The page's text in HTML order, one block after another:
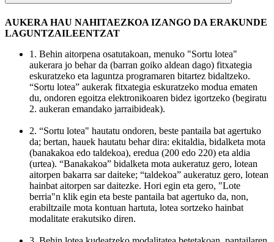
AUKERA HAU NAHITAEZKOA IZANGO DA ERAKUNDE
LAGUNTZAILEENTZAT
1. Behin aitorpena osatutakoan, menuko "Sortu lotea"
aukerara jo behar da (barran goiko aldean dago) fitxategia
eskuratzeko eta laguntza programaren bitartez bidaltzeko.
“Sortu lotea” aukerak fitxategia eskuratzeko modua ematen
du, ondoren egoitza elektronikoaren bidez igortzeko (begiratu
2. aukeran emandako jarraibideak).
2. “Sortu lotea" hautatu ondoren, beste pantaila bat agertuko
da; bertan, hauek hautatu behar dira: ekitaldia, bidalketa mota
(banakakoa edo taldekoa), eredua (200 edo 220) eta aldia
(urtea). “Banakakoa” bidalketa mota aukeratuz gero, lotean
aitorpen bakarra sar daiteke; “taldekoa” aukeratuz gero, lotean
hainbat aitorpen sar daitezke. Hori egin eta gero, "Lote
berria"n klik egin eta beste pantaila bat agertuko da, non,
erabiltzaile mota kontuan hartuta, lotea sortzeko hainbat
modalitate erakutsiko diren.